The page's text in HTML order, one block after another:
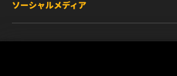
乗用車および小型トラック
特殊用途向けフィルター
WIXについて
リソース
ソーシャルメディア